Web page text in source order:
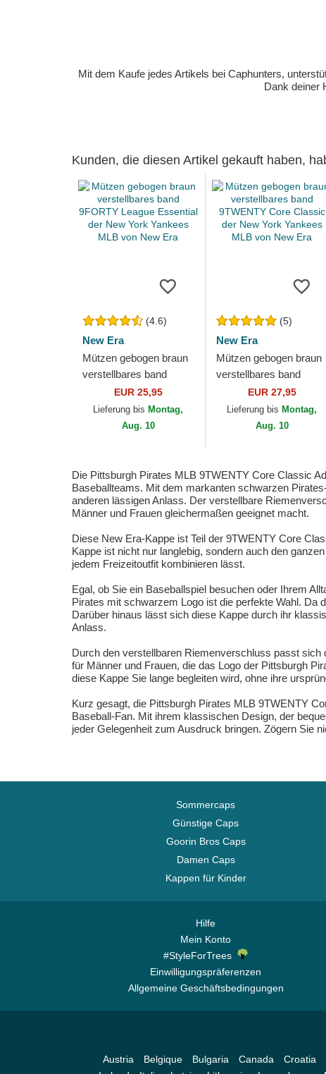
Mit dem Kaufe jedes Artikels bei Caphunters,
Dank deiner
Kunden, die diesen Artikel gekauft haben,
(4.6)
New Era
Mützen gebogen braun
verstellbares band
9FORTY League
Essential der New York
Yankees MLB von New
EUR 25,95
Lieferung bis Montag,
Aug. 10
(5)
New Era
Mützen gebogen braun
verstellbares band
9TWENTY Core
Classic der New York
Yankees MLB von New
EUR 27,95
Lieferung bis Montag,
Aug. 10
Die Pittsburgh Pirates MLB 9TWENTY Core Classic
Baseballteams. Mit dem markanten schwarzen
anderen lässigen Anlass. Der verstellbare
Männer und Frauen gleichermaßen geeignet macht.
Diese New Era-Kappe ist Teil der 9TWENTY Core
Kappe ist nicht nur langlebig, sondern auch den
jedem Freizeitoutfit kombinieren lässt.
Egal, ob Sie ein Baseballspiel besuchen oder Ihrem
Pirates mit schwarzem Logo ist die perfekte Wahl. Da
Darüber hinaus lässt sich diese Kappe durch ihr
Anlass.
Durch den verstellbaren Riemenverschluss passt
für Männer und Frauen, die das Logo der Pittsburgh
diese Kappe Sie lange begleiten wird, ohne ihre
Kurz gesagt, die Pittsburgh Pirates MLB 9TWENTY
Baseball-Fan. Mit ihrem klassischen Design, der
jeder Gelegenheit zum Ausdruck bringen. Zögern Sie
Sommercaps
Günstige Caps
Goorin Bros Caps
Damen Caps
Kappen für Kinder
Hilfe
Mein Konto
#StyleForTrees
Einwilligungspräferenzen
Allgemeine Geschäftsbedingungen
Austria Belgique Bulgaria Canada Croatia